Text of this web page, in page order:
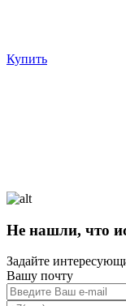
Купить
Не нашли, что
Задайте
Вашу почту